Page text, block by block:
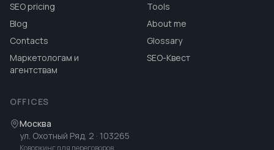
SEO pricing
Tools
Blog
About me
Contacts
Glossary
Маркетологам и
агентствам
SEO-Квест
OFFICES
Москва
ул. Охотный Ряд, 2 · 103265
Коворкинг для переговоров